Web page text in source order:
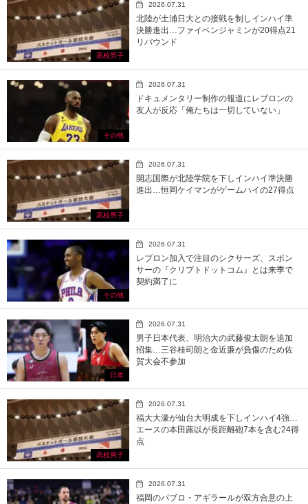
高校男子
2026.07.31
北陸が土浦日大との接戦を制しインハイ準
決勝進出…ファイベンジャミンが20得点21
リバウンド
その他
2026.07.31
ドキュメンタリー制作の報道にレブロンの
友人が反応「俺たちは一切していない」
高校男子
2026.07.31
開志国際が北陸学院を下しインハイ準決勝
進出…恒岡ケイマンがゲームハイの27得点
その他
2026.07.31
レブロン加入で注目のシクサーズ、スポン
サーの『クリプトドットコム』とは来季で
契約満了に
日本
2026.07.31
男子日本代表、明治大の武藤俊太朗を追加
招集…三谷桂司朗と金近廉が負傷のため佐
賀大会不参加
高校男子
2026.07.31
福大大濠が仙台大明成を下しインハイ4強…
エースの本田蕗以が長距離砲7本を含む24得
点
2026.07.31
福岡のパブロ・アギラールが双方合意の上